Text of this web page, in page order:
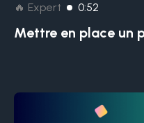
🔥 Expert 0:52
Mettre en place un